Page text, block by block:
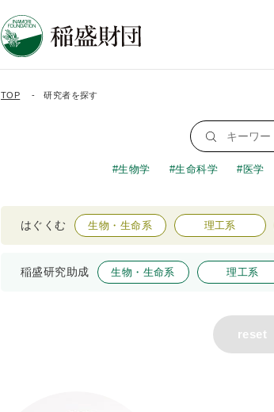
TOP 研究者を探す
生物学 生命科学 医学
はぐくむ 生物・生命系 理工系
稲盛研究助成 生物・生命系 理工系
reset